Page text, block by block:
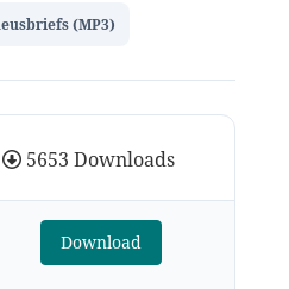
(MP3)
5653 Downloads
Download